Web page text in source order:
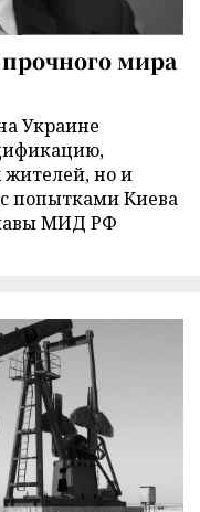
мира
Украине
жителей, но и
попытками Киева
МИД РФ